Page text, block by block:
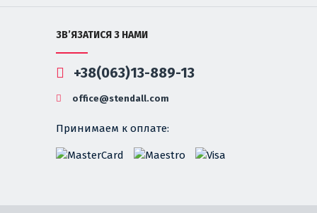
ЗВ’ЯЗАТИСЯ З НАМИ
+38(063)13-889-13
office@stendall.com
Принимаем к оплате: